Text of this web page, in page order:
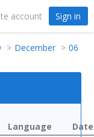
account Sign in
December 06
Language
Date